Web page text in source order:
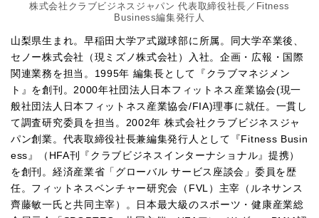
株式会社クラブビジネスジャパン 代表取締役社長／Fitness
Business編集発行人
山梨県生まれ。早稲田大学ア式蹴球部に所属。同大学卒業後、
セノー株式会社（現ミズノ株式会社）入社。企画・広報・国際
関連業務を担当。1995年 編集長として『クラブマネジメン
ト』を創刊。2000年社団法人日本フィットネス産業協会(現一
般社団法人日本フィットネス産業協会/FIA)理事に就任。一貫し
て調査研究委員を担当。2002年 株式会社クラブビジネスジャ
パン創業。代表取締役社長兼編集発行人として『Fitness Busin
ess』（HFA刊『クラブビジネスインターナショナル』提携）
を創刊。経済産業省「グローバル サービス座談会」委員を歴
任。フィットネスベンチャー研究会（FVL）主宰（ルネサンス
齊藤敏一氏と共同主宰）。日本最大級のスポーツ・健康産業総